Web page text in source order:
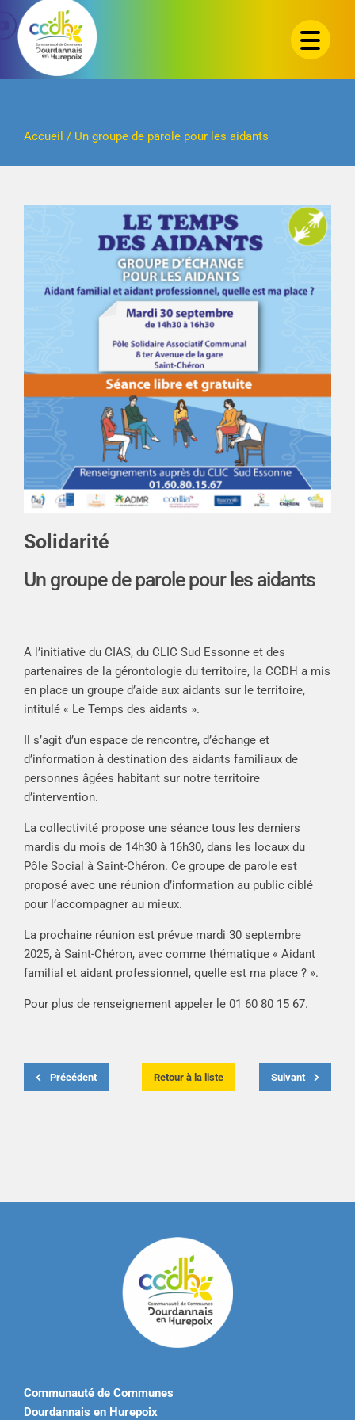
Passer
contenu
Accueil / Un groupe de parole pour les aidants
Solidarité
Un groupe de parole pour les aidants
A l’initiative du CIAS, du CLIC Sud Essonne et des
partenaires de la gérontologie du territoire, la CCDH a mis
en place un groupe d’aide aux aidants sur le territoire,
intitulé « Le Temps des aidants ».
Il s’agit d’un espace de rencontre, d’échange et
d’information à destination des aidants familiaux de
personnes âgées habitant sur notre territoire
d’intervention.
La collectivité propose une séance tous les derniers
mardis du mois de 14h30 à 16h30, dans les locaux du
Pôle Social à Saint-Chéron. Ce groupe de parole est
proposé avec une réunion d’information au public ciblé
pour l’accompagner au mieux.
La prochaine réunion est prévue mardi 30 septembre
2025, à Saint-Chéron, avec comme thématique « Aidant
familial et aidant professionnel, quelle est ma place ? ».
Pour plus de renseignement appeler le 01 60 80 15 67.
Précédent Retour à la liste Suivant
Communauté de Communes
Dourdannais en Hurepoix